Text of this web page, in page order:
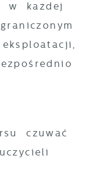
w każdej
czuwać